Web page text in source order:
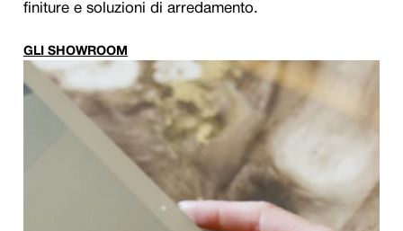
finiture e soluzioni di arredamento.
GLI SHOWROOM